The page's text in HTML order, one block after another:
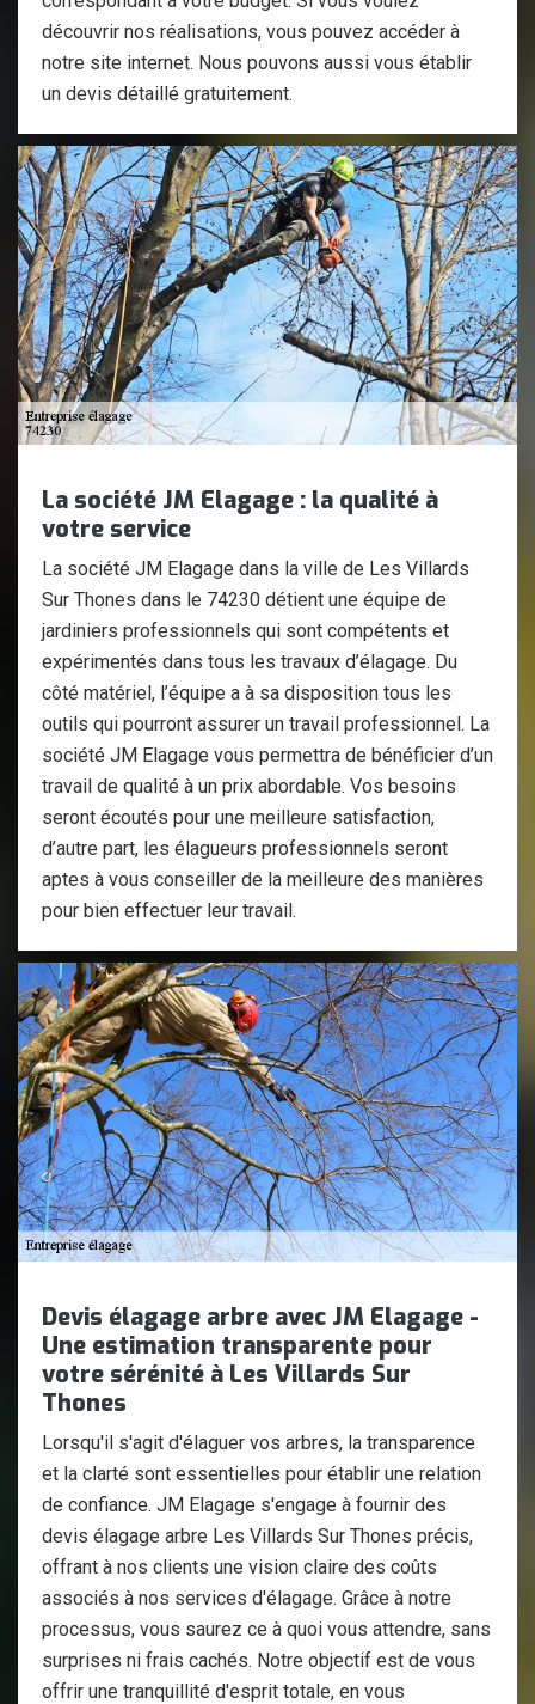
découvrir nos réalisations, vous pouvez accéder à
notre site internet. Nous pouvons aussi vous établir
un devis détaillé gratuitement.
La société JM Elagage : la qualité à
votre service
La société JM Elagage dans la ville de Les Villards
Sur Thones dans le 74230 détient une équipe de
jardiniers professionnels qui sont compétents et
expérimentés dans tous les travaux d’élagage. Du
côté matériel, l’équipe a à sa disposition tous les
outils qui pourront assurer un travail professionnel. La
société JM Elagage vous permettra de bénéficier d’un
travail de qualité à un prix abordable. Vos besoins
seront écoutés pour une meilleure satisfaction,
d’autre part, les élagueurs professionnels seront
aptes à vous conseiller de la meilleure des manières
pour bien effectuer leur travail.
Devis élagage arbre avec JM Elagage -
Une estimation transparente pour
votre sérénité à Les Villards Sur
Thones
Lorsqu'il s'agit d'élaguer vos arbres, la transparence
et la clarté sont essentielles pour établir une relation
de confiance. JM Elagage s'engage à fournir des
devis élagage arbre Les Villards Sur Thones précis,
offrant à nos clients une vision claire des coûts
associés à nos services d'élagage. Grâce à notre
processus, vous saurez ce à quoi vous attendre, sans
surprises ni frais cachés. Notre objectif est de vous
offrir une tranquillité d'esprit totale, en vous